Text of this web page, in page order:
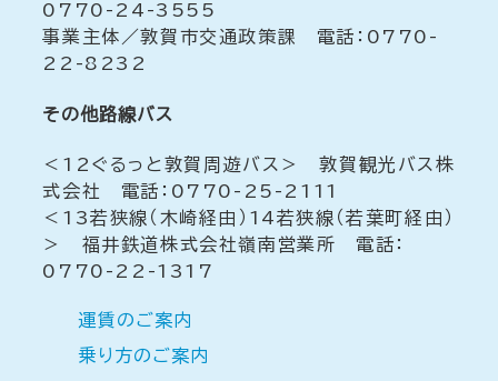
0770-24-3555
事業主体／敦賀市交通政策課 電話：0770-
22-8232
その他路線バス
＜12ぐるっと敦賀周遊バス＞ 敦賀観光バス株
式会社 電話：0770-25-2111
＜13若狭線（木崎経由）14若狭線（若葉町経由）
＞ 福井鉄道株式会社嶺南営業所 電話：
0770-22-1317
運賃のご案内
乗り方のご案内